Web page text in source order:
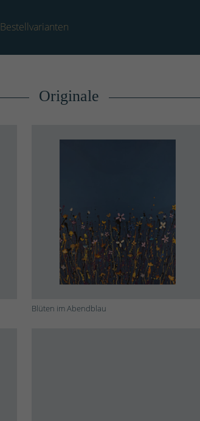
Bestellvarianten
Originale
Blüten im Abendblau